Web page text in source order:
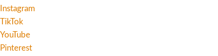
Instagram
TikTok
YouTube
Pinterest